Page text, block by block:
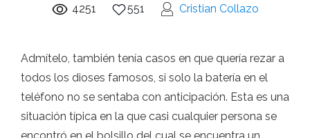
4251 551 Cristian Collazo
Admítelo, también tenía casos en que quería rezar a
todos los dioses famosos, si solo la batería en el
teléfono no se sentaba con anticipación. Esta es una
situación típica en la que casi cualquier persona se